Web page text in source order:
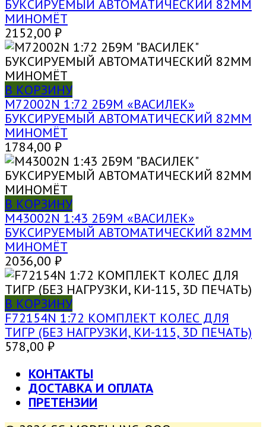
БУКСИРУЕМЫЙ АВТОМАТИЧЕСКИЙ 82ММ
МИНОМЁТ
2152,00 ₽
В КОРЗИНУ
M72002N 1:72 2Б9М «ВАСИЛЕК»
БУКСИРУЕМЫЙ АВТОМАТИЧЕСКИЙ 82ММ
МИНОМЁТ
1784,00 ₽
В КОРЗИНУ
M43002N 1:43 2Б9М «ВАСИЛЕК»
БУКСИРУЕМЫЙ АВТОМАТИЧЕСКИЙ 82ММ
МИНОМЁТ
2036,00 ₽
В КОРЗИНУ
F72154N 1:72 КОМПЛЕКТ КОЛЕС ДЛЯ
ТИГР (БЕЗ НАГРУЗКИ, КИ-115, 3D ПЕЧАТЬ)
578,00 ₽
КОНТАКТЫ
ДОСТАВКА И ОПЛАТА
ПРЕТЕНЗИИ